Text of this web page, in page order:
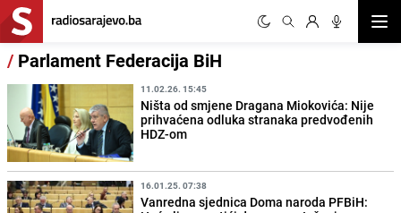
/ Parlament Federacija BiH
11.02.26. 15:45
Ništa od smjene Dragana Miokovića: Nije
prihvaćena odluka stranaka predvođenih
HDZ-om
16.01.25. 07:38
Vanredna sjednica Doma naroda PFBiH: